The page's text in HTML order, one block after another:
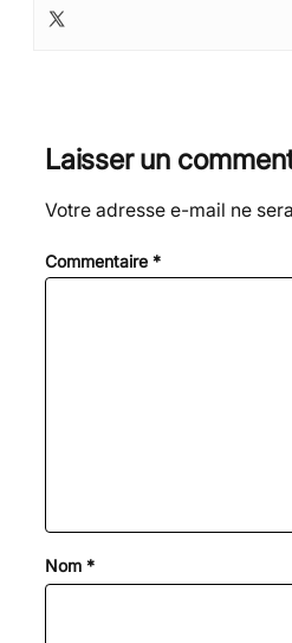
Laisser un
Votre adresse e-mail ne
Commentaire *
Nom *